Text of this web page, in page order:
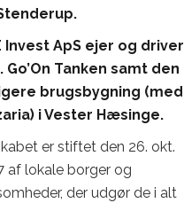
Invest ApS ejer og driver
Go’On Tanken samt den
brugsbygning (med
i Vester Hæsinge.
er stiftet den 26. okt.
af lokale borger og
der udgør de i alt